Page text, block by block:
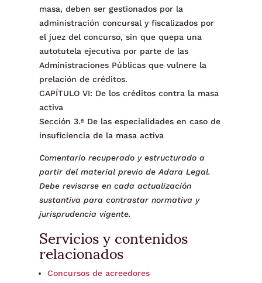
masa, deben ser gestionados por la
administración concursal y fiscalizados por
el juez del concurso, sin que quepa una
autotutela ejecutiva por parte de las
Administraciones Públicas que vulnere la
prelación de créditos.
CAPÍTULO VI: De los créditos contra la masa
activa
Sección 3.ª De las especialidades en caso de
insuficiencia de la masa activa
Comentario recuperado y estructurado a
partir del material previo de Adara Legal.
Debe revisarse en cada actualización
sustantiva para contrastar normativa y
jurisprudencia vigente.
Servicios y contenidos
relacionados
Concursos de acreedores